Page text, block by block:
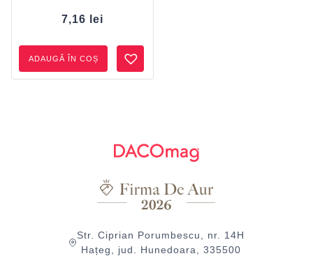
7,16 lei
ADAUGĂ ÎN COȘ
Str. Ciprian Porumbescu, nr. 14H
Hațeg, jud. Hunedoara, 335500